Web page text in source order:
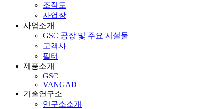
조직도
사업장
사업소개
GSC 공장 및 주요 시설물
고객사
필터
제품소개
GSC
VANGAD
기술연구소
연구소소개